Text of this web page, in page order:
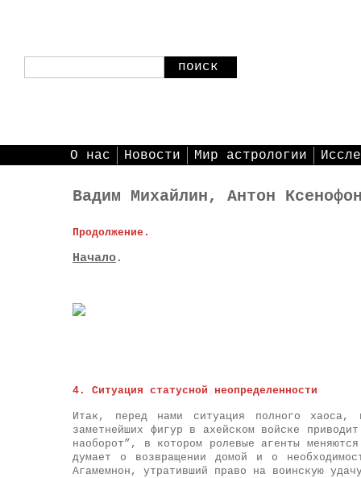
поиск
О нас Новости Мир астрологии
Вадим Михайлин, Антон
Продолжение.
Начало .
4. Ситуация статусной неопределенности
Итак, перед нами ситуация полного хаоса,
заметнейших фигур в ахейском войске
наоборот”, в котором ролевые агенты
думает о возвращении домой и о
Агамемнон, утративший право на воинскую